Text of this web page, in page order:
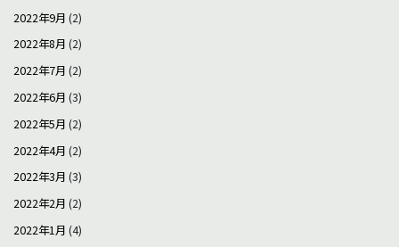
2022年9月 (2)
2022年8月 (2)
2022年7月 (2)
2022年6月 (3)
2022年5月 (2)
2022年4月 (2)
2022年3月 (3)
2022年2月 (2)
2022年1月 (4)